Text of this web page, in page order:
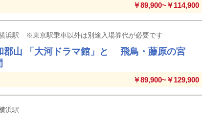
￥89,900~￥114,900
浜駅 ※東京駅乗車以外は別途入場券代が必要です
郡山 「大河ドラマ館」と 飛鳥・藤原の宮
￥89,900~￥129,900
浜駅